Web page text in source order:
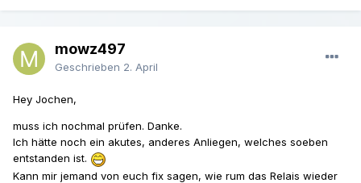
mowz497
Geschrieben 2. April
Hey Jochen,
muss ich nochmal prüfen. Danke.
Ich hätte noch ein akutes, anderes Anliegen, welches soeben
entstanden ist.
Kann mir jemand von euch fix sagen, wie rum das Relais wieder